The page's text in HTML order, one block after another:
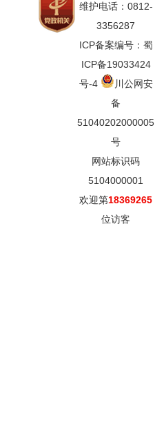
维护电话：0812-
3356287
ICP备案编号：蜀
ICP备19033424
号-4
川公网安
备
51040202000005
号
网站标识码
5104000001
欢迎第18369265
位访客